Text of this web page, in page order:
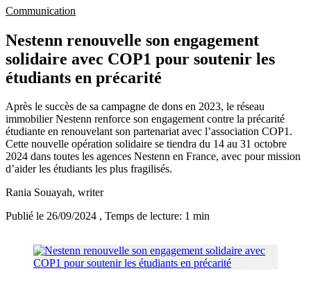
Communication
Nestenn renouvelle son engagement
solidaire avec COP1 pour soutenir les
étudiants en précarité
Après le succès de sa campagne de dons en 2023, le réseau
immobilier Nestenn renforce son engagement contre la précarité
étudiante en renouvelant son partenariat avec l’association COP1.
Cette nouvelle opération solidaire se tiendra du 14 au 31 octobre
2024 dans toutes les agences Nestenn en France, avec pour mission
d’aider les étudiants les plus fragilisés.
Rania Souayah, writer
Publié le 26/09/2024 , Temps de lecture: 1 min